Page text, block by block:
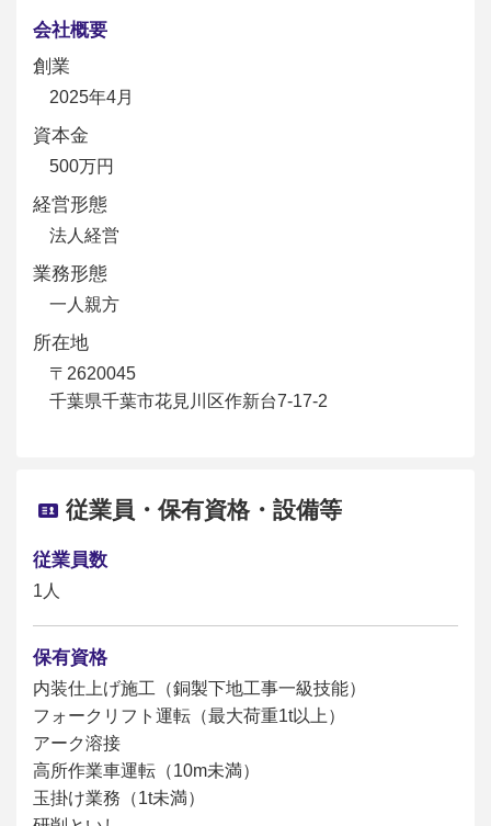
会社概要
創業
2025年4月
資本金
500万円
経営形態
法人経営
業務形態
一人親方
所在地
〒2620045
千葉県千葉市花見川区作新台7-17-2
従業員・保有資格・設備等
従業員数
1人
保有資格
内装仕上げ施工（銅製下地工事一級技能）
フォークリフト運転（最大荷重1t以上）
アーク溶接
高所作業車運転（10m未満）
玉掛け業務（1t未満）